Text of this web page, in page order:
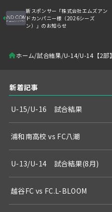
新スポンサー「株式会社エムズアン
ドカンパニー様（2026シーズ
ン）」のお知らせ
ホーム 試合結果 U-14 U-14【2部】
新着記事
U-15/U-16 試合結果
浦和南高校 vs FC八潮
U-13/U-14 試合結果(8月)
越谷FC vs FC.L-BLOOM